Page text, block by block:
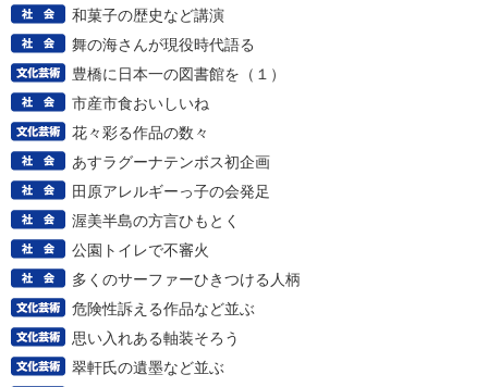
和菓子の歴史など講演
舞の海さんが現役時代語る
豊橋に日本一の図書館を（１）
市産市食おいしいね
花々彩る作品の数々
あすラグーナテンボス初企画
田原アレルギーっ子の会発足
渥美半島の方言ひもとく
公園トイレで不審火
多くのサーファーひきつける人柄
危険性訴える作品など並ぶ
思い入れある軸装そろう
翠軒氏の遺墨など並ぶ